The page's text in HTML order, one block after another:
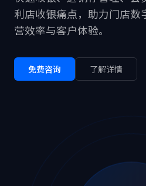
利店收银痛点，助力门店数
营效率与客户体验。
免费咨询 了解详情